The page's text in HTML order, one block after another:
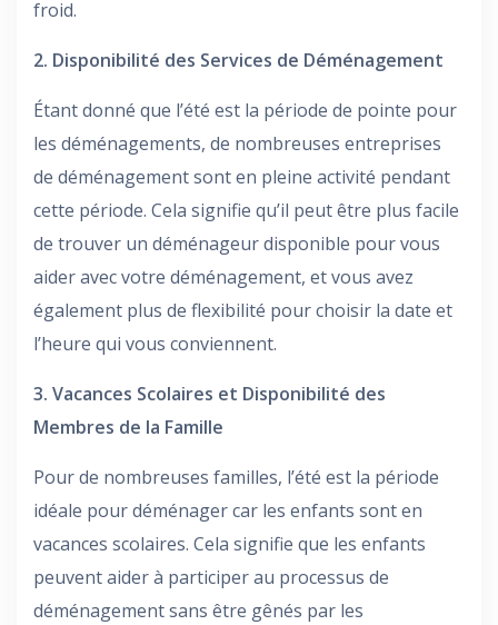
froid.
2. Disponibilité des Services de Déménagement
Étant donné que l’été est la période de pointe pour
les déménagements, de nombreuses entreprises
de déménagement sont en pleine activité pendant
cette période. Cela signifie qu’il peut être plus facile
de trouver un déménageur disponible pour vous
aider avec votre déménagement, et vous avez
également plus de flexibilité pour choisir la date et
l’heure qui vous conviennent.
3. Vacances Scolaires et Disponibilité des
Membres de la Famille
Pour de nombreuses familles, l’été est la période
idéale pour déménager car les enfants sont en
vacances scolaires. Cela signifie que les enfants
peuvent aider à participer au processus de
déménagement sans être gênés par les